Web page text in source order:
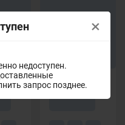
недоступен.
запрос позднее.
×